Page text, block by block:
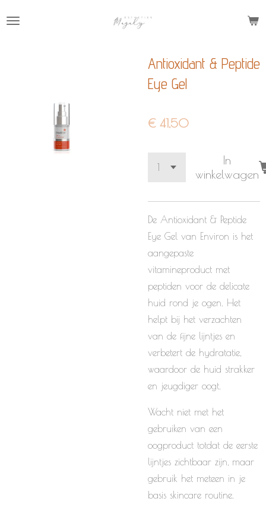
Antioxidant & Peptide
Eye Gel
€ 41,50
In
winkelwagen
De Antioxidant & Peptide
Eye Gel van Environ is het
aangepaste
vitamineproduct met
peptiden voor de delicate
huid rond je ogen. Het
helpt bij het verzachten
van de fijne lijntjes en
verbetert de hydratatie,
waardoor de huid strakker
en jeugdiger oogt.
Wacht niet met het
gebruiken van een
oogproduct totdat de eerste
lijntjes zichtbaar zijn, maar
gebruik het meteen in je
basis skincare routine.